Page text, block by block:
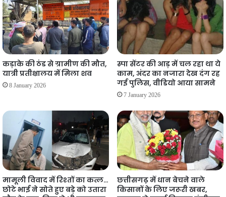
कड़ाके की ठंड से ग्रामीण की मौत,
यात्री प्रतीक्षालय में मिला शव
8 January 2026
स्पा सेंटर की आड़ में चल रहा था ये
काम, अंदर का नजारा देख दंग रह
गई पुलिस, वीडियो आया सामने
7 January 2026
मामूली विवाद में रिश्तों का कत्ल…
छोटे भाई ने सोते हुए बड़े को उतारा
छत्तीसगढ़ में धान बेचने वाले
किसानों के लिए जरूरी खबर,